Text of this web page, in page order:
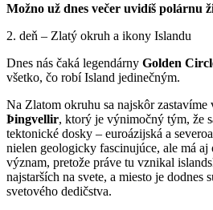
Možno už dnes večer uvidíš polárnu
2. deň – Zlatý okruh a ikony Islandu
Dnes nás čaká legendárny Golden
všetko, čo robí Island jedinečným.
Na Zlatom okruhu sa najskôr zastavíme
Þingvellir, ktorý je výnimočný tým, že
tektonické dosky – euroázijská a
nielen geologicky fascinujúce, ale má
význam, pretože práve tu vznikal
najstarších na svete, a miesto je dodnes
svetového dedičstva.